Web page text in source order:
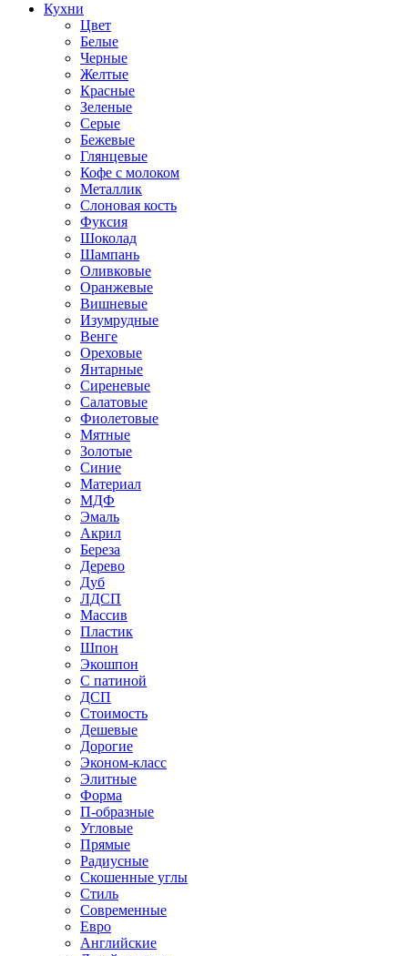
Кухни
Цвет
Белые
Черные
Желтые
Красные
Зеленые
Серые
Бежевые
Глянцевые
Кофе с молоком
Металлик
Слоновая кость
Фуксия
Шоколад
Шампань
Оливковые
Оранжевые
Вишневые
Изумрудные
Венге
Ореховые
Янтарные
Сиреневые
Салатовые
Фиолетовые
Мятные
Золотые
Синие
Материал
МДФ
Эмаль
Акрил
Береза
Дерево
Дуб
ЛДСП
Массив
Пластик
Шпон
Экошпон
С патиной
ДСП
Стоимость
Дешевые
Дорогие
Эконом-класс
Элитные
Форма
П-образные
Угловые
Прямые
Радиусные
Скошенные углы
Стиль
Современные
Евро
Английские